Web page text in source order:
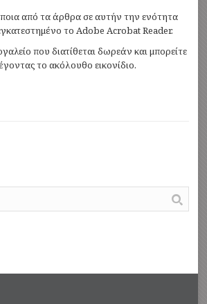
από τα άρθρα σε αυτήν την ενότητα
το Adobe Acrobat Reader.
που διατίθεται δωρεάν και μπορείτε
το ακόλουθο εικονίδιο.